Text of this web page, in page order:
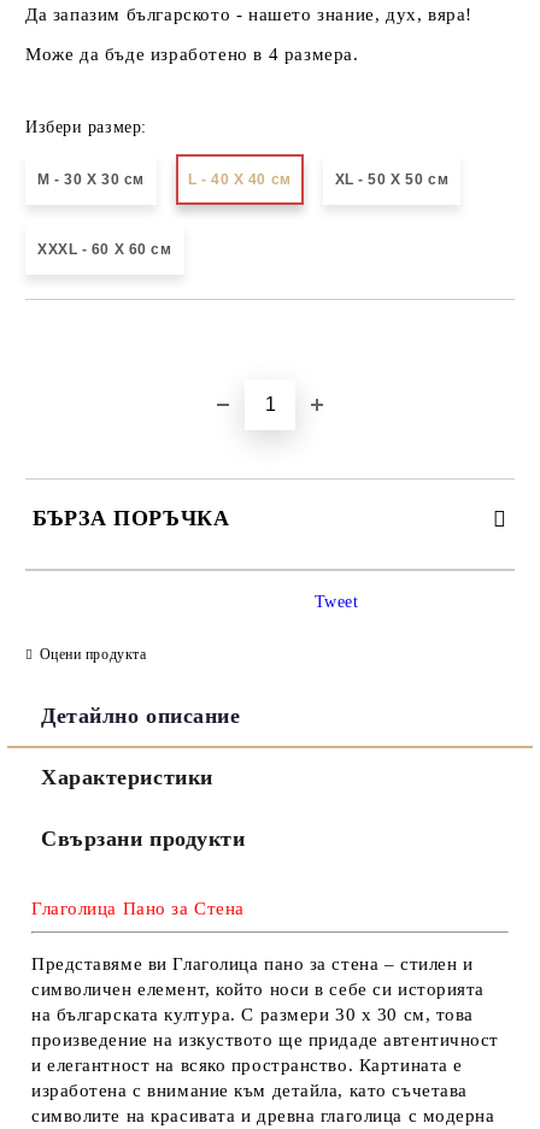
Да запазим българското - нашето знание, дух, вяра!
Може да бъде изработено в 4 размера.
Избери размер:
М - 30 Х 30 см L - 40 X 40 см XL - 50 X 50 см
XXXL - 60 X 60 см
БЪРЗА ПОРЪЧКА
Ние ще се свържем с вас в рамките на работния ден.
Tweet
Оцени продукта
Детайлно описание
Характеристики
Свързани продукти
Глаголица Пано за Стена
Представяме виГлаголица пано за стена – стилен и
символичен елемент, който носи в себе си историята
на българската култура. С размери 30 х 30 см, това
произведение на изкуството ще придаде автентичност
и елегантност на всяко пространство. Картината е
изработена с внимание към детайла, като съчетава
символите на красивата и древна глаголица с модерна